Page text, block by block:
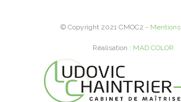
© Copyright 2021 CMOC2 -
Réalisation : MAD COLOR